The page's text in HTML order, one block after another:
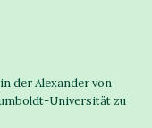
der Alexander von
Universität zu